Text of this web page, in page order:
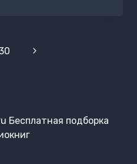
Следующая
Бесплатная подборка